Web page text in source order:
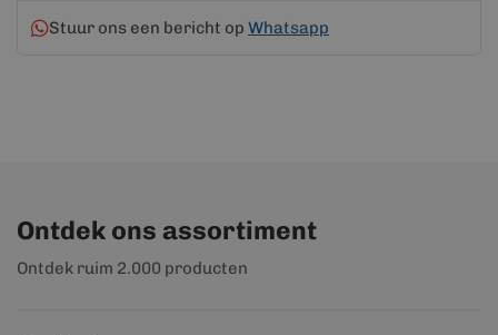
Stuur ons een bericht op Whatsapp
Ontdek ons assortiment
Ontdek ruim 2.000 producten